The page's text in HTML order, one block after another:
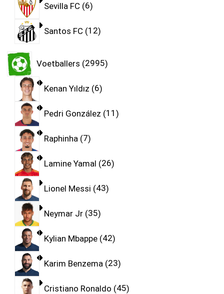
Sevilla FC 6
Santos FC 12
Voetballers 2995
Kenan Yıldız 6
Pedri González 11
Raphinha 7
Lamine Yamal 26
Lionel Messi 43
Neymar Jr 35
Kylian Mbappe 42
Karim Benzema 23
Cristiano Ronaldo 45